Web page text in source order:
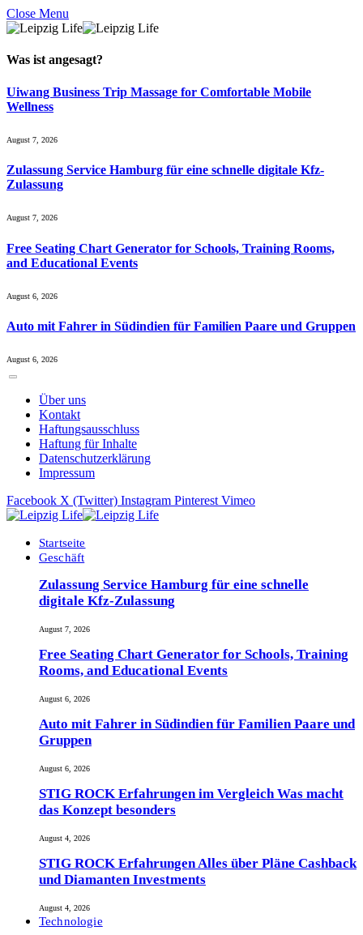
Close Menu
Was ist angesagt?
Uiwang Business Trip Massage for Comfortable Mobile
Wellness
August 7, 2026
Zulassung Service Hamburg für eine schnelle digitale Kfz-
Zulassung
August 7, 2026
Free Seating Chart Generator for Schools, Training Rooms,
and Educational Events
August 6, 2026
Auto mit Fahrer in Südindien für Familien Paare und Gruppen
August 6, 2026
Über uns
Kontakt
Haftungsausschluss
Haftung für Inhalte
Datenschutzerklärung
Impressum
Facebook X (Twitter) Instagram Pinterest Vimeo
Startseite
Geschäft
Zulassung Service Hamburg für eine schnelle
digitale Kfz-Zulassung
August 7, 2026
Free Seating Chart Generator for Schools, Training
Rooms, and Educational Events
August 6, 2026
Auto mit Fahrer in Südindien für Familien Paare und
Gruppen
August 6, 2026
STIG ROCK Erfahrungen im Vergleich Was macht
das Konzept besonders
August 4, 2026
STIG ROCK Erfahrungen Alles über Pläne Cashback
und Diamanten Investments
August 4, 2026
Technologie